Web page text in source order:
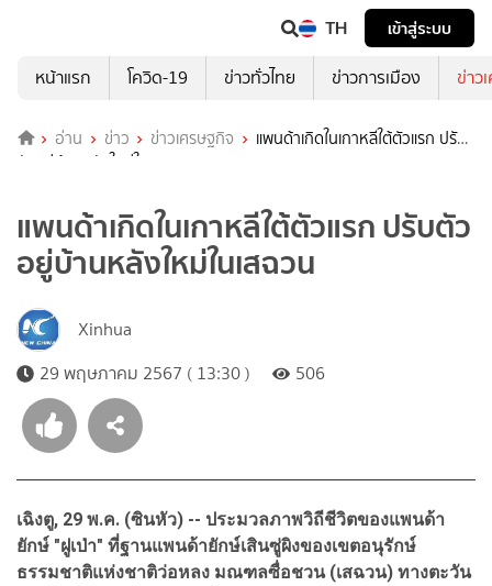
TH
เข้าสู่ระบบ
หน้าแรก
โควิด-19 ข่าวทั่วไทย ข่าวการเมือง ข่าว
อ่าน ข่าว ข่าวเศรษฐกิจ
แพนด้าเกิดในเกาหลีใต้ตัวแรก ปรับ
ตัวอยู่บ้านหลังใหม่ในเสฉวน
แพนด้าเกิดในเกาหลีใต้ตัวแรก ปรับตัว
อยู่บ้านหลังใหม่ในเสฉวน
Xinhua
29 พฤษภาคม 2567 ( 13:30 )
506
เฉิงตู, 29 พ.ค. (ซินหัว) -- ประมวลภาพวิถีชีวิตของแพนด้า
ยักษ์ "ฝูเป่า" ที่ฐานแพนด้ายักษ์เสินซู่ผิงของเขตอนุรักษ์
ธรรมชาติแห่งชาติว่อหลง มณฑลซื่อชวน (เสฉวน) ทางตะวัน